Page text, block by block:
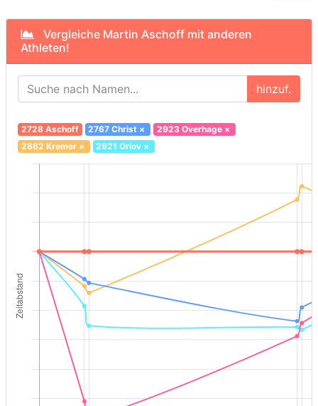
Vergleiche Martin Aschoff mit anderen
Athleten!
hinzuf.
2728 Aschoff 2767 Christ × 2923 Overhage×
2862 Kremer× 2921 Orlov ×